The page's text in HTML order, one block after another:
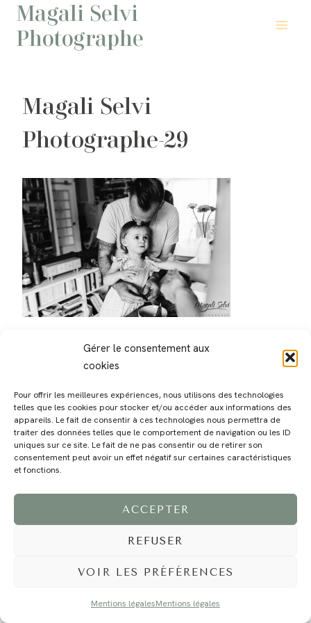
Gérer le consentement aux
cookies
Pour offrir les meilleures expériences, nous utilisons des technologies
telles que les cookies pour stocker et/ou accéder aux informations des
appareils. Le fait de consentir à ces technologies nous permettra de
traiter des données telles que le comportement de navigation ou les ID
uniques sur ce site. Le fait de ne pas consentir ou de retirer son
consentement peut avoir un effet négatif sur certaines caractéristiques
et fonctions.
ACCEPTER
REFUSER
VOIR LES PRÉFÉRENCES
Mentions légalesMentions légales
Aller
contenu
Magali Selvi
Photographe
Magali Selvi
Photographe-29
MAGALI PRESTATIONS YOGA VOYAGE BLOG CONTACT
©2024 EI Magali Selvi - Photographe Famille et Mariage - Nice - Côte d'Azur -